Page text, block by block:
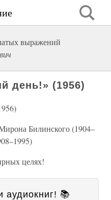
выражений
день!» (1956)
Билинского (1904–
целях!
аудиокниг! 📚